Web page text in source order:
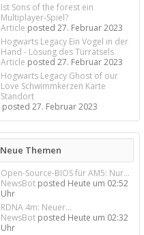
Ist Sons of the forest ein
Multiplayer-Spiel?
Article posted27. Februar 2023
Hogwarts Legacy Ein Vogel in der
Hand - Lösung des Türrätsels
Article posted27. Februar 2023
Hogwarts Legacy Ghost of our
Love Schwimmkerzen Karte
Standort
posted27. Februar 2023
Neue Themen
Open-Source-BIOS für AM5: Nur...
NewsBot posted Heute um 02:52
Uhr
RDNA 4m: Neuer...
NewsBot posted Heute um 02:32
Uhr